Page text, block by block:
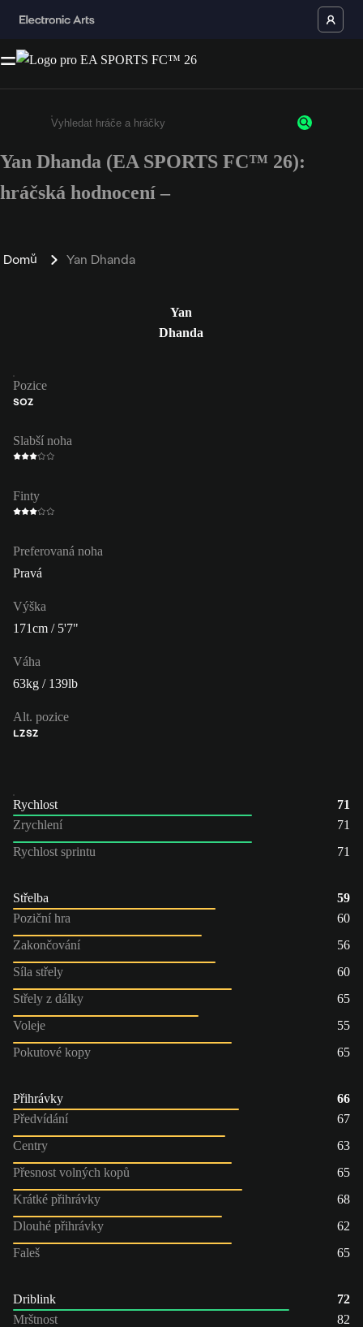
Enter a minimum of 3 characters or numbers
Yan Dhanda (EA SPORTS FC™ 26):
hráčská hodnocení –
Domů Yan Dhanda
Yan
Dhanda
Pozice
SOZ
Slabší noha
Finty
Preferovaná noha
Pravá
Výška
171cm / 5'7"
Váha
63kg / 139lb
Alt. pozice
LZSZ
Rychlost
71
Zrychlení
71
Rychlost sprintu
71
Střelba
59
Poziční hra
60
Zakončování
56
Síla střely
60
Střely z dálky
65
Voleje
55
Pokutové kopy
65
Přihrávky
66
Předvídání
67
Centry
63
Přesnost volných kopů
65
Krátké přihrávky
68
Dlouhé přihrávky
62
Faleš
65
Driblink
72
Mrštnost
82